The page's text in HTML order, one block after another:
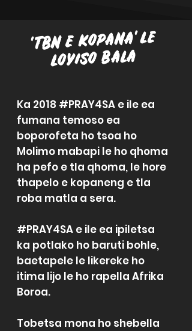
'TBN E KOPANA' LE
LOYISO BALA
Ka 2018 #PRAY4SA e ile ea
fumana temoso ea
boporofeta ho tsoa ho
Molimo mabapi le ho qhoma
ha pefo e tla qhoma, le hore
thapelo e kopaneng e tla
roba matla a sera.
#PRAY4SA e ile ea ipiletsa
ka potlako ho baruti bohle,
baetapele le likereke ho
itima lijo le ho rapella Afrika
Boroa.
Tobetsa mona ho shebella